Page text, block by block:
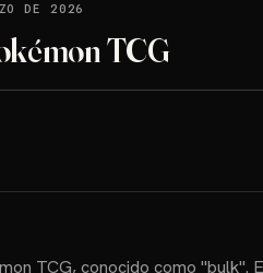
DE 2026
TCG
TCG, conocido como "bulk".